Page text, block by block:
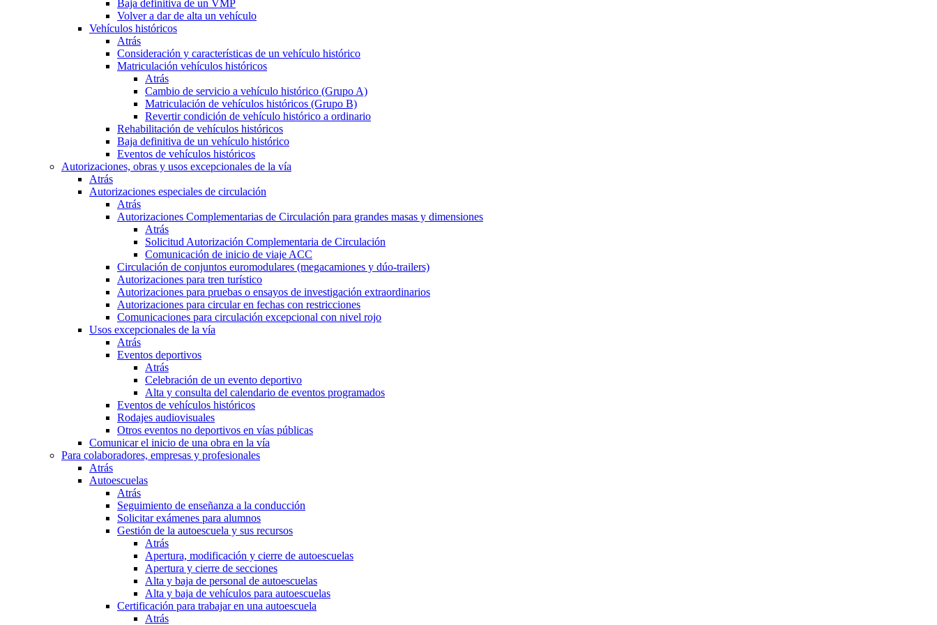
Baja definitiva de un VMP
Volver a dar de alta un vehículo
Vehículos históricos
Atrás
Consideración y características de un vehículo histórico
Matriculación vehículos históricos
Atrás
Cambio de servicio a vehículo histórico (Grupo A)
Matriculación de vehículos históricos (Grupo B)
Revertir condición de vehículo histórico a ordinario
Rehabilitación de vehículos históricos
Baja definitiva de un vehículo histórico
Eventos de vehículos históricos
Autorizaciones, obras y usos excepcionales de la vía
Atrás
Autorizaciones especiales de circulación
Atrás
Autorizaciones Complementarias de Circulación para grandes masas y dimensiones
Atrás
Solicitud Autorización Complementaria de Circulación
Comunicación de inicio de viaje ACC
Circulación de conjuntos euromodulares (megacamiones y dúo-trailers)
Autorizaciones para tren turístico
Autorizaciones para pruebas o ensayos de investigación extraordinarios
Autorizaciones para circular en fechas con restricciones
Comunicaciones para circulación excepcional con nivel rojo
Usos excepcionales de la vía
Atrás
Eventos deportivos
Atrás
Celebración de un evento deportivo
Alta y consulta del calendario de eventos programados
Eventos de vehículos históricos
Rodajes audiovisuales
Otros eventos no deportivos en vías públicas
Comunicar el inicio de una obra en la vía
Para colaboradores, empresas y profesionales
Atrás
Autoescuelas
Atrás
Seguimiento de enseñanza a la conducción
Solicitar exámenes para alumnos
Gestión de la autoescuela y sus recursos
Atrás
Apertura, modificación y cierre de autoescuelas
Apertura y cierre de secciones
Alta y baja de personal de autoescuelas
Alta y baja de vehículos para autoescuelas
Certificación para trabajar en una autoescuela
Atrás